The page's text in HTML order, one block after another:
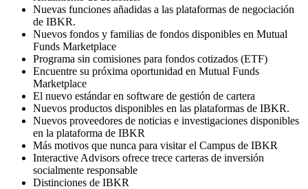
Nuevas funciones añadidas a las plataformas de negociación
de IBKR.
Nuevos fondos y familias de fondos disponibles en Mutual
Funds Marketplace
Programa sin comisiones para fondos cotizados (ETF)
Encuentre su próxima oportunidad en Mutual Funds
Marketplace
El nuevo estándar en software de gestión de cartera
Nuevos productos disponibles en las plataformas de IBKR.
Nuevos proveedores de noticias e investigaciones disponibles
en la plataforma de IBKR
Más motivos que nunca para visitar el Campus de IBKR
Interactive Advisors ofrece trece carteras de inversión
socialmente responsable
Distinciones de IBKR